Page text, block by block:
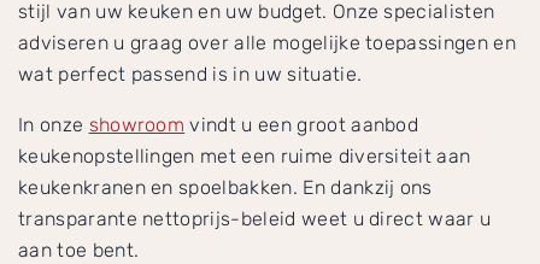
stijl van uw keuken en uw budget. Onze specialisten
adviseren u graag over alle mogelijke toepassingen en
wat perfect passend is in uw situatie.
In onze showroom vindt u een groot aanbod
keukenopstellingen met een ruime diversiteit aan
keukenkranen en spoelbakken. En dankzij ons
transparante nettoprijs-beleid weet u direct waar u
aan toe bent.